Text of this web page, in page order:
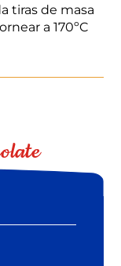
tiras de masa
a 170ºC